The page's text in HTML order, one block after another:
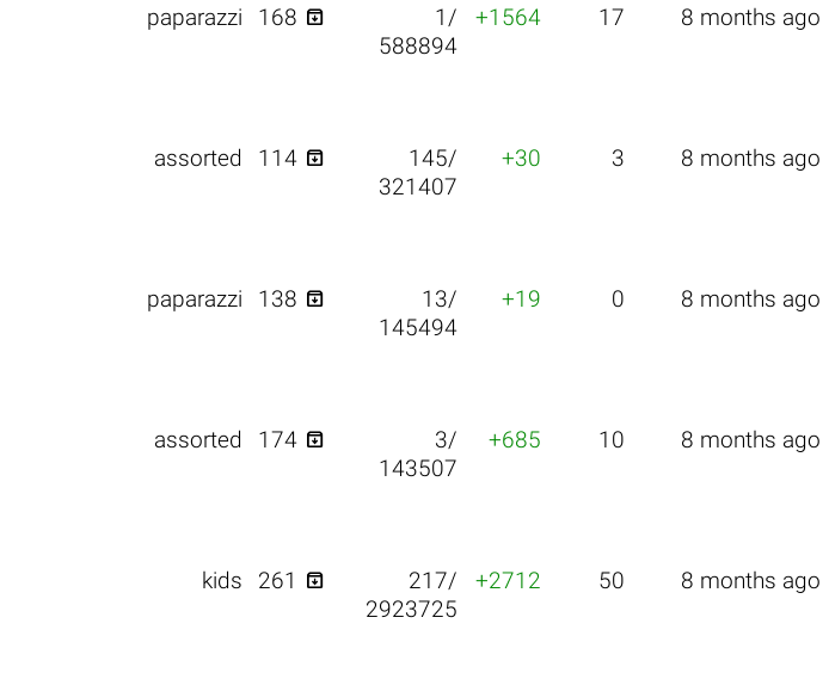
paparazzi 168 
1/
588894
+1564 17 8 months ago
assorted 114 
145/
321407
+30 3 8 months ago
paparazzi 138 
13/
145494
+19 0 8 months ago
assorted 174 
3/
143507
+685 10 8 months ago
kids 261 
217/
2923725
+2712 50 8 months ago